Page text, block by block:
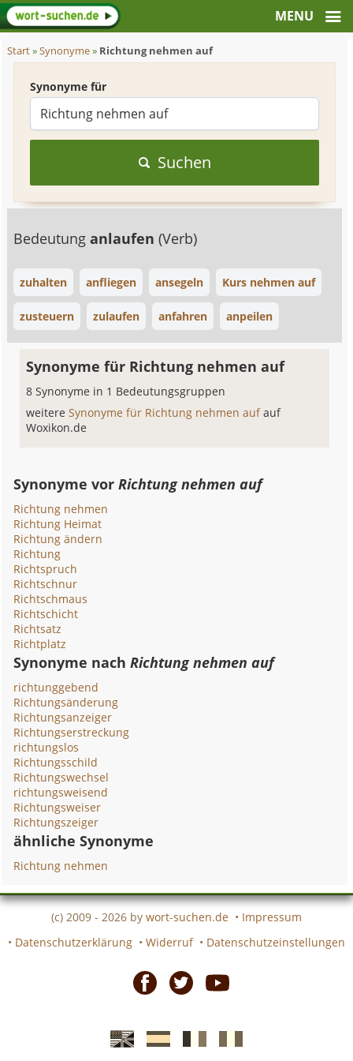
Start»Synonyme» Richtung nehmen auf
Synonyme für
Suchen
Bedeutunganlaufen(Verb)
zuhalten anfliegen ansegeln Kurs nehmen auf
zusteuern zulaufen anfahren anpeilen
Synonyme für Richtung nehmen auf
8 Synonyme in 1 Bedeutungsgruppen
weitereSynonyme für Richtung nehmen aufauf
Woxikon.de
Synonyme vorRichtung nehmen auf
Richtung nehmen
Richtung Heimat
Richtung ändern
Richtung
Richtspruch
Richtschnur
Richtschmaus
Richtschicht
Richtsatz
Richtplatz
Synonyme nachRichtung nehmen auf
richtunggebend
Richtungsänderung
Richtungsanzeiger
Richtungserstreckung
richtungslos
Richtungsschild
Richtungswechsel
richtungsweisend
Richtungsweiser
Richtungszeiger
ähnliche Synonyme
Richtung nehmen
(c) 2009 - 2026 by wort-suchen.de • Impressum
• Datenschutzerklärung • Widerruf • Datenschutzeinstellungen